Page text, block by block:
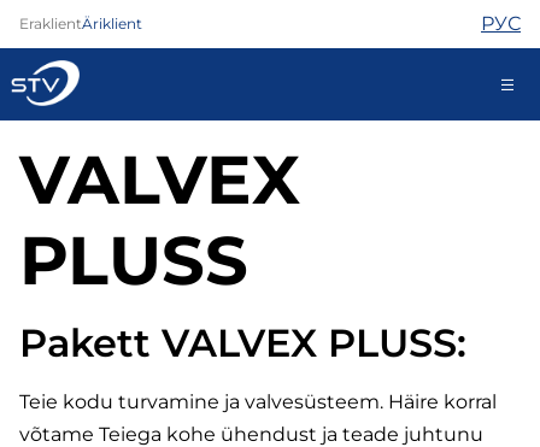
EraklientÄriklient РУС
kontakt@stv.ee
Iseteenindus
TV
Telefon
Turvateenused
Abi
VALVEX
PLUSS
Pakett VALVEX PLUSS:
Teie kodu turvamine ja valvesüsteem. Häire korral
võtame Teiega kohe ühendust ja teade juhtunu